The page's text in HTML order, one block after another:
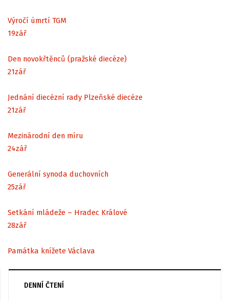
Výročí úmrtí TGM
19zář
Den novokřtěnců (pražské diecéze)
21zář
Jednání diecézní rady Plzeňské diecéze
21zář
Mezinárodní den míru
24zář
Generální synoda duchovních
25zář
Setkání mládeže – Hradec Králové
28zář
Památka knížete Václava
DENNÍ ČTENÍ